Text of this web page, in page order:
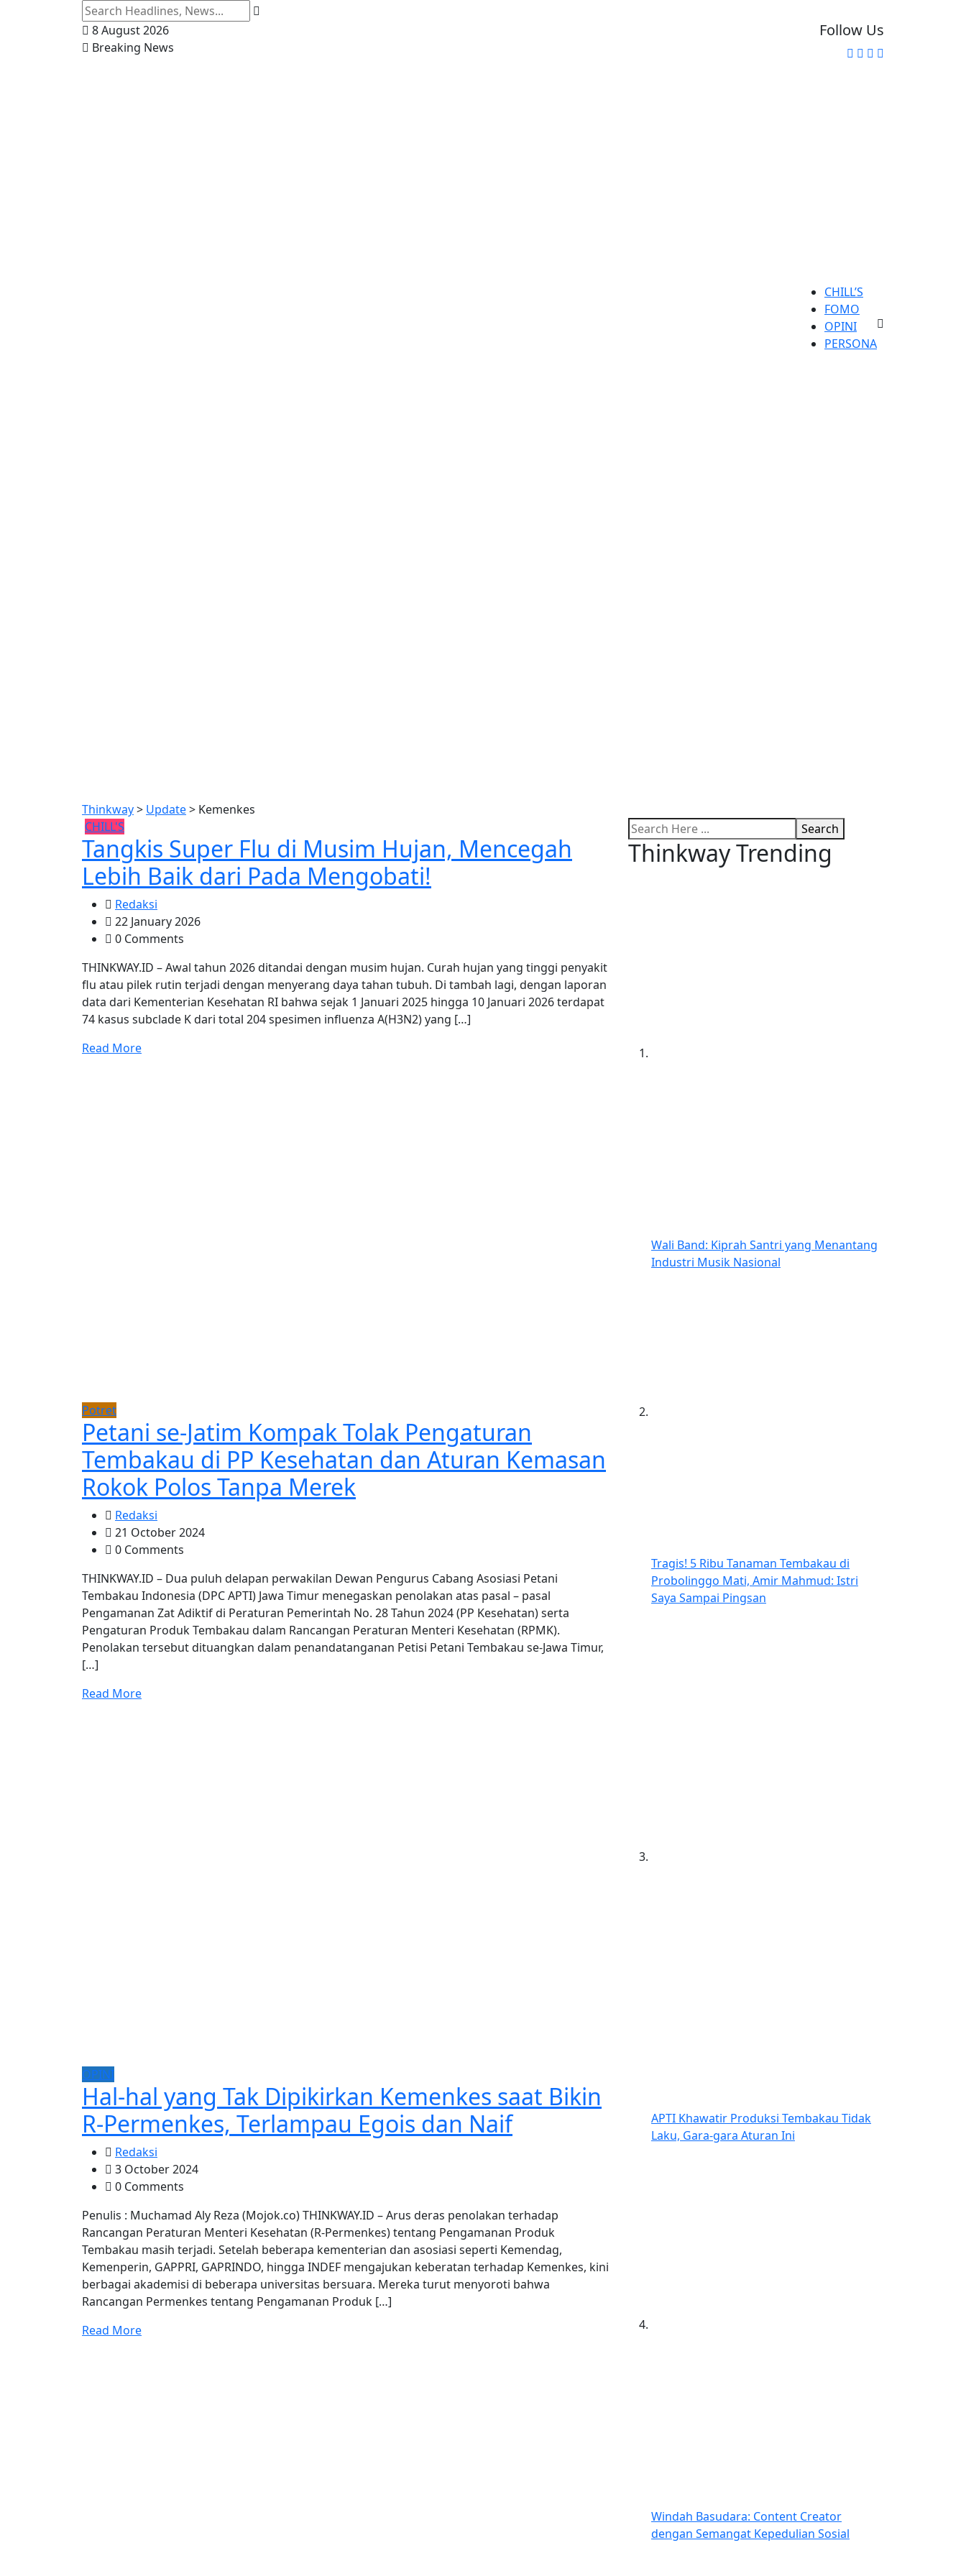
8 August 2026
Breaking News
Follow Us
CHILL’S
FOMO
OPINI
PERSONA
Thinkway> Update> Kemenkes
CHILL'S
Tangkis Super Flu di Musim Hujan, Mencegah
Lebih Baik dari Pada Mengobati!
Redaksi
22 January 2026
0 Comments
THINKWAY.ID – Awal tahun 2026 ditandai dengan musim hujan. Curah hujan yang tinggi penyakit
flu atau pilek rutin terjadi dengan menyerang daya tahan tubuh. Di tambah lagi, dengan laporan
data dari Kementerian Kesehatan RI bahwa sejak 1 Januari 2025 hingga 10 Januari 2026 terdapat
74 kasus subclade K dari total 204 spesimen influenza A(H3N2) yang […]
Read More
Potret
Petani se-Jatim Kompak Tolak Pengaturan
Tembakau di PP Kesehatan dan Aturan Kemasan
Rokok Polos Tanpa Merek
Redaksi
21 October 2024
0 Comments
THINKWAY.ID – Dua puluh delapan perwakilan Dewan Pengurus Cabang Asosiasi Petani
Tembakau Indonesia (DPC APTI) Jawa Timur menegaskan penolakan atas pasal – pasal
Pengamanan Zat Adiktif di Peraturan Pemerintah No. 28 Tahun 2024 (PP Kesehatan) serta
Pengaturan Produk Tembakau dalam Rancangan Peraturan Menteri Kesehatan (RPMK).
Penolakan tersebut dituangkan dalam penandatanganan Petisi Petani Tembakau se-Jawa Timur,
[…]
Read More
OPINI
Hal-hal yang Tak Dipikirkan Kemenkes saat Bikin
R-Permenkes, Terlampau Egois dan Naif
Redaksi
3 October 2024
0 Comments
Penulis : Muchamad Aly Reza (Mojok.co) THINKWAY.ID – Arus deras penolakan terhadap
Rancangan Peraturan Menteri Kesehatan (R-Permenkes) tentang Pengamanan Produk
Tembakau masih terjadi. Setelah beberapa kementerian dan asosiasi seperti Kemendag,
Kemenperin, GAPPRI, GAPRINDO, hingga INDEF mengajukan keberatan terhadap Kemenkes, kini
berbagai akademisi di beberapa universitas bersuara. Mereka turut menyoroti bahwa
Rancangan Permenkes tentang Pengamanan Produk […]
Read More
Search
Thinkway Trending
Wali Band: Kiprah Santri yang Menantang
Industri Musik Nasional
Tragis! 5 Ribu Tanaman Tembakau di
Probolinggo Mati, Amir Mahmud: Istri
Saya Sampai Pingsan
APTI Khawatir Produksi Tembakau Tidak
Laku, Gara-gara Aturan Ini
Windah Basudara: Content Creator
dengan Semangat Kepedulian Sosial